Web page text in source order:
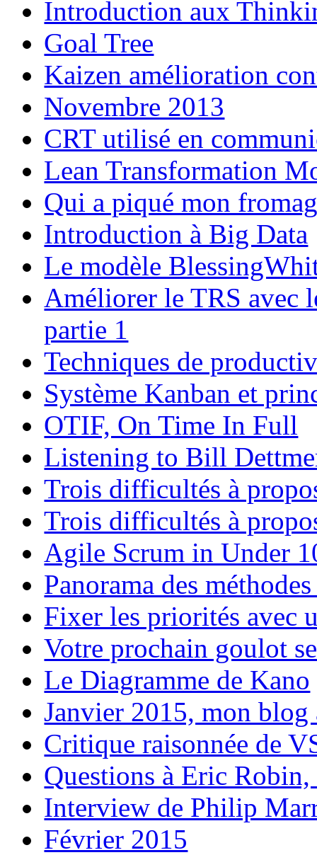
Introduction aux
Goal Tree
Kaizen amélioration
Novembre 2013
CRT utilisé en
Lean Transformation
Qui a piqué mon
Introduction à Big Data
Le modèle
Améliorer le TRS avec
partie 1
Techniques de
Système Kanban et
OTIF, On Time In Full
Listening to Bill
Trois difficultés à
Trois difficultés à
Agile Scrum in Under
Panorama des
Fixer les priorités avec
Votre prochain goulot
Le Diagramme de Kano
Janvier 2015, mon blog
Critique raisonnée de
Questions à Eric
Interview de Philip
Février 2015